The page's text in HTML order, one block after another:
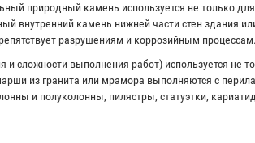
природный камень используется не только
внутренний камень нижней части стен здания
разрушениям и коррозийным процессам.
сложности выполнения работ) используется не
из гранита или мрамора выполняются с
и полуколонны, пилястры, статуэтки,